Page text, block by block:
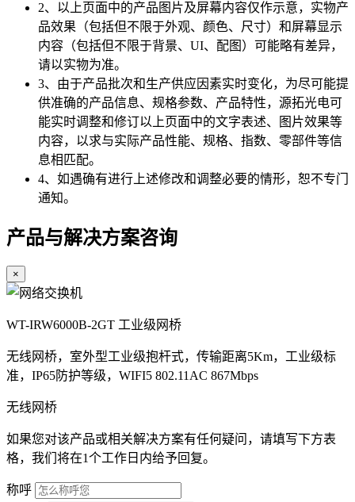
2、以上页面中的产品图片及屏幕内容仅作示意，实物产
品效果（包括但不限于外观、颜色、尺寸）和屏幕显示
内容（包括但不限于背景、UI、配图）可能略有差异，
请以实物为准。
3、由于产品批次和生产供应因素实时变化，为尽可能提
供准确的产品信息、规格参数、产品特性，源拓光电可
能实时调整和修订以上页面中的文字表述、图片效果等
内容，以求与实际产品性能、规格、指数、零部件等信
息相匹配。
4、如遇确有进行上述修改和调整必要的情形，恕不专门
通知。
产品与解决方案咨询
×
WT-IRW6000B-2GT 工业级网桥
无线网桥，室外型工业级抱杆式，传输距离5Km，工业级标
准，IP65防护等级，WIFI5 802.11AC 867Mbps
无线网桥
如果您对该产品或相关解决方案有任何疑问，请填写下方表
格，我们将在1个工作日内给予回复。
称呼